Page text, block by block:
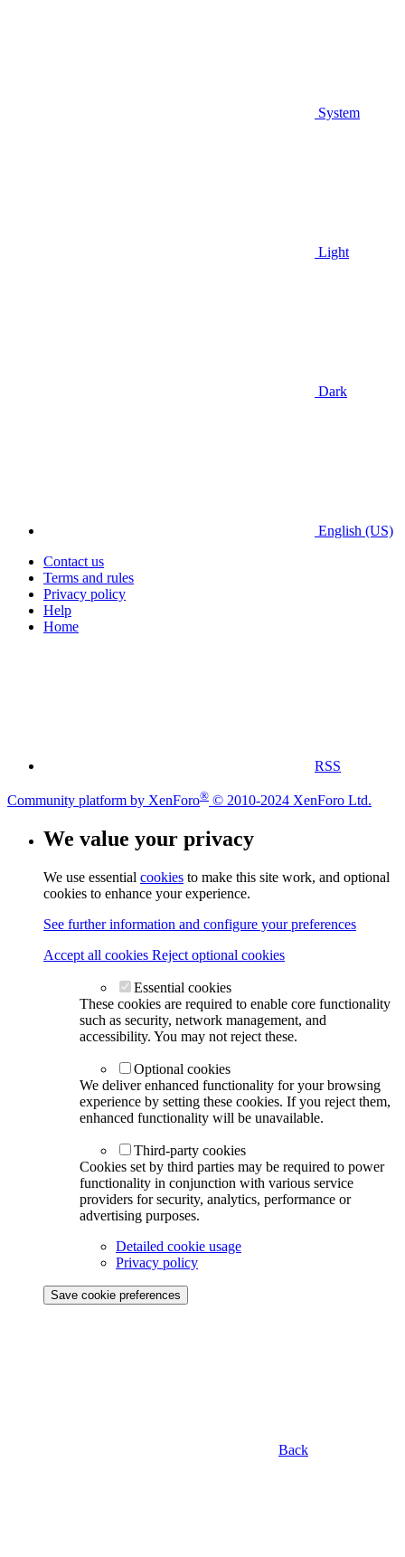
System
Light
Dark
English (US)
Contact us
Terms and rules
Privacy policy
Help
Home
RSS
Community platform by XenForo® © 2010-2024 XenForo Ltd.
We value your privacy
We use essential cookies to make this site work, and optional
cookies to enhance your experience.
See further information and configure your preferences
Accept all cookies Reject optional cookies
Essential cookies
These cookies are required to enable core functionality
such as security, network management, and
accessibility. You may not reject these.
Optional cookies
We deliver enhanced functionality for your browsing
experience by setting these cookies. If you reject them,
enhanced functionality will be unavailable.
Third-party cookies
Cookies set by third parties may be required to power
functionality in conjunction with various service
providers for security, analytics, performance or
advertising purposes.
Detailed cookie usage
Privacy policy
Save cookie preferences
Back